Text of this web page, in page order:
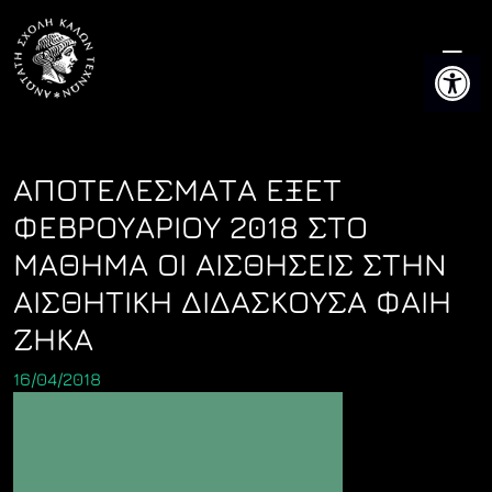
content
ΑΠΟΤΕΛΕΣΜΑΤΑ ΕΞΕΤ
ΦΕΒΡΟΥΑΡΙΟΥ 2018 ΣΤΟ
ΜΑΘΗΜΑ ΟΙ ΑΙΣΘΗΣΕΙΣ ΣΤΗΝ
ΑΙΣΘΗΤΙΚΗ ΔΙΔΑΣΚΟΥΣΑ ΦΑΙΗ
ΖΗΚΑ
16/04/2018